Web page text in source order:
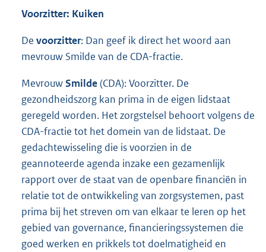
Voorzitter: Kuiken
De voorzitter: Dan geef ik direct het woord aan
mevrouw Smilde van de CDA-fractie.
MevrouwSmilde(CDA): Voorzitter. De
gezondheidszorg kan prima in de eigen lidstaat
geregeld worden. Het zorgstelsel behoort volgens de
CDA-fractie tot het domein van de lidstaat. De
gedachtewisseling die is voorzien in de
geannoteerde agenda inzake een gezamenlijk
rapport over de staat van de openbare financiën in
relatie tot de ontwikkeling van zorgsystemen, past
prima bij het streven om van elkaar te leren op het
gebied van governance, financieringssystemen die
goed werken en prikkels tot doelmatigheid en